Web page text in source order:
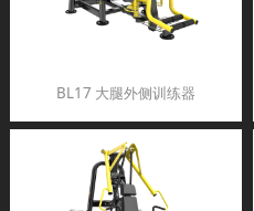
BL17 大腿外侧训练器